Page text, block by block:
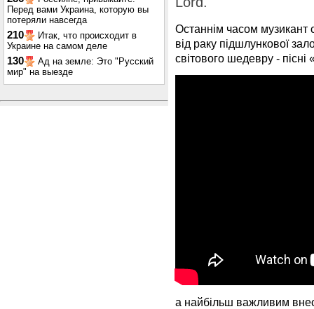
Перед вами Украина, которую вы
потеряли навсегда
210
Итак, что происходит в
Украине на самом деле
130
Ад на земле: Это "Русский
мир" на выезде
Останнім часом музикант
від раку підшлункової
світового шедевру -
а найбільш важливим